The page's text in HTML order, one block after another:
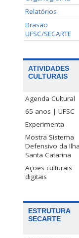
Relatórios
Brasão
UFSC/SECARTE
ATIVIDADES
CULTURAIS
Agenda Cultural
65 anos | UFSC
Experimenta
Mostra Sistema
Defensivo da
Santa Catarina
Ações culturais
digitais
ESTRUTURA
SECARTE